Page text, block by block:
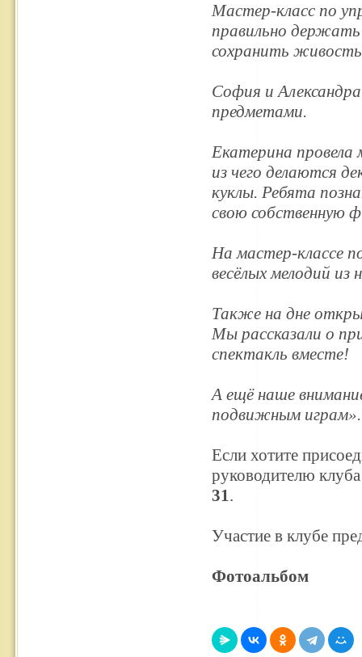
Мастер-класс по
правильно
сохранить
София и
предметами.
Екатерина провела
из чего делаются
куклы. Ребята
свою собственную
На мастер-классе
весёлых мелодий из
Также на дне
Мы рассказали о
спектакль вместе!
А ещё наше
подвижным играм».
Если хотите
руководителю
31.
Участие в клубе
Фотоальбом